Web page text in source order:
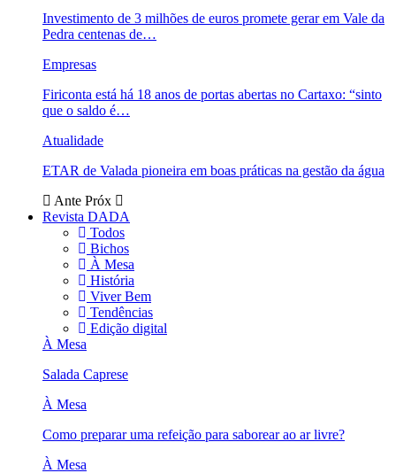
Investimento de 3 milhões de euros promete gerar em Vale da
Pedra centenas de…
Empresas
Firiconta está há 18 anos de portas abertas no Cartaxo: “sinto
que o saldo é…
Atualidade
ETAR de Valada pioneira em boas práticas na gestão da água
Ante Próx
Revista DADA
Todos
Bichos
À Mesa
História
Viver Bem
Tendências
Edição digital
À Mesa
Salada Caprese
À Mesa
Como preparar uma refeição para saborear ao ar livre?
À Mesa